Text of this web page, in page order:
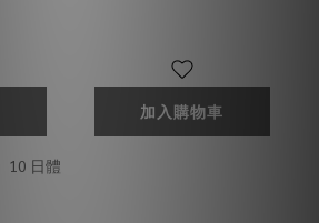
加入購物車